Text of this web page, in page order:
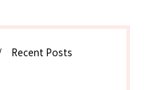
Recent Posts